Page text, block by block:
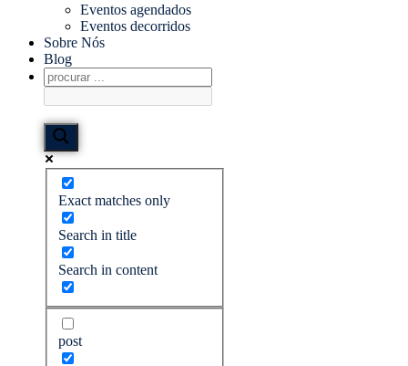
Eventos agendados
Eventos decorridos
Sobre Nós
Blog
Exact matches only
Search in title
Search in content
post